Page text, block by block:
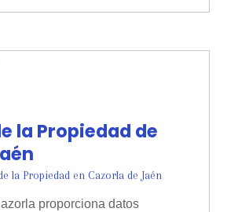
la Propiedad de
la Propiedad en Cazorla de Jaén
proporciona datos